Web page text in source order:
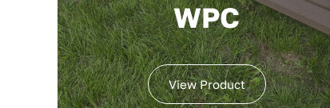
WPC
View Product